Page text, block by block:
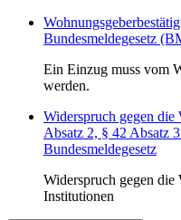
Bundesmeldegesetz
Ein Einzug muss vom
werden.
Widerspruch gegen die
Absatz 2, § 42 Absatz
Bundesmeldegesetz
Widerspruch gegen die
Institutionen